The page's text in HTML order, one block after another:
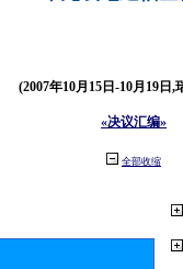
(2007年10月15日-10月19日,
«决议汇编»
全部收缩